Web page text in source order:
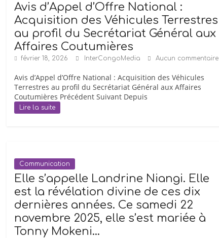
Avis d’Appel d’Offre National :
Acquisition des Véhicules Terrestres
au profil du Secrétariat Général aux
Affaires Coutumières
février 18, 2026 InterCongoMedia Aucun commentaire
Avis d’Appel d’Offre National : Acquisition des Véhicules
Terrestres au profil du Secrétariat Général aux Affaires
Coutumières Précédent Suivant Depuis
Lire la suite
Communication
Elle s’appelle Landrine Niangi. Elle
est la révélation divine de ces dix
dernières années. Ce samedi 22
novembre 2025, elle s’est mariée à
Tonny Mokeni…